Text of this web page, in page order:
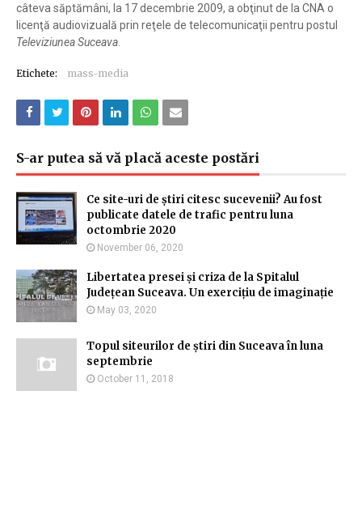
câteva săptămâni, la 17 decembrie 2009, a obţinut de la CNA o
licenţă audiovizuală prin reţele de telecomunicaţii pentru postul
Televiziunea Suceava
Etichete: mass-media
S-ar putea să vă placă aceste postări
Ce site-uri de știri citesc sucevenii? Au fost
publicate datele de trafic pentru luna
octombrie 2020
November 06, 2020
Libertatea presei și criza de la Spitalul
Județean Suceava. Un exercițiu de imaginație
May 03, 2020
Topul siteurilor de știri din Suceava în luna
septembrie
October 11, 2018